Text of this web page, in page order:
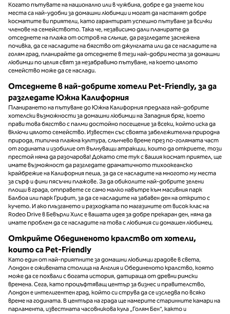
Когато пътувате на национално или в чужбина, добре е да знаете кои
места са най-удобни за домашни любимци и могат да настанят добре
косматите ви приятели, като гарантират успешно пътуване за всички
членове на семейството. Така че, независимо дали планирате да
отседнете на плажа от остров на слънце, да разгледате заснежена
почивка, да се насладите на бягство от джунглата или да се насладите на
голям град, планирайте да отседнете в тези най-добри места за домашни
любимци по целия свят за незабравимо пътуване, на което цялото
семейство може да се наслади.
Отседнете в най-добрите хотели Pet-Friendly, за да
разгледате Южна Калифорния
Планирането на пътуване до Южна Калифорния предлага най-добрите
хотелски възможности за домашни любимци на Западния бряг, което
прави това бягство с палми достойно посещение за всеки, който иска да
включи цялото семейство. Известен със своята забележителна природна
природа, типична плажна култура, слънчево време през по-голямата част
от годината и изобилие от вълнуващи атракции, които да откриете, този
престой няма да разочарова! Докато сте тук с вашия космат приятел, ще
имате възможност да разгледате драматичното тихоокеанско
крайбрежие на Калифорния пеша, за да се насладите на многото му места
за сърф и фини пясъчни плажове. За да обиколите най-добрите зелени
площи в града, отправете се само малко навътре към масивния парк
Балбоа или парк Грифит, за да се насладите на забавен ден на открито с
кучето. И ако плъзгането и разходката по магазините от висок клас на
Rodeo Drive в Бевърли Хилс е вашата идея за добре прекаран ден, няма да
имате проблем да се насладите на това с любимия си домашен любимец.
Открийте Обединеното кралство от хотели,
които са Pet-Friendly
Като един от най-приятните за домашни любимци градове в света,
Лондон е оживената столица на Англия и Обединеното кралство, която
може да се похвали с богата история, датираща от древни римски
времена. Сега, като процъфтяващ център за бизнес и правителство,
Лондон е интелигентен град, който си струва да се изследва по всяко
време на годината. В центъра на града ще намерите старинните камари на
парламента, известната часовникова кула „Голям Бен“, както и